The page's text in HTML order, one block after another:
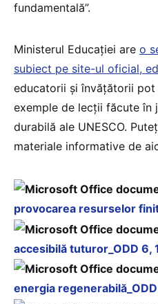
fundamentală”.
Ministerul Educaţiei are o
subiect pe site-ul oficial,
educatorii şi învăţătorii pot
exemple de lecţii făcute în
durabilă ale UNESCO.
materiale informative de
provocarea resurselor
accesibilă tuturor_ODD 6,
energia